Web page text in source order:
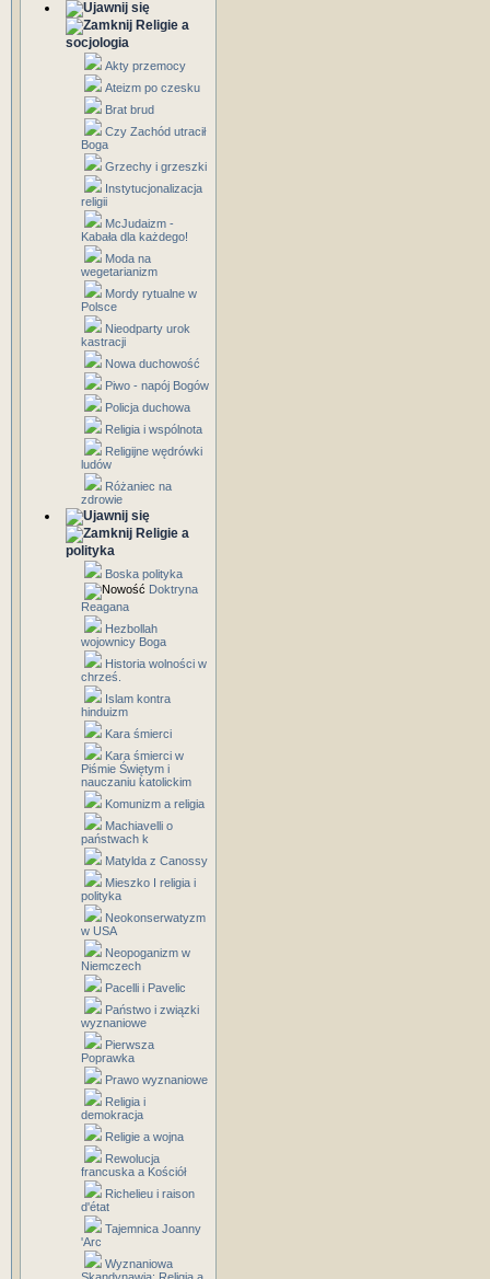
Religie a
socjologia
Akty przemocy
Ateizm po czesku
Brat brud
Czy Zachód utracił
Boga
Grzechy i grzeszki
Instytucjonalizacja
religii
McJudaizm -
Kabała dla każdego!
Moda na
wegetarianizm
Mordy rytualne w
Polsce
Nieodparty urok
kastracji
Nowa duchowość
Piwo - napój Bogów
Policja duchowa
Religia i wspólnota
Religijne wędrówki
ludów
Różaniec na
zdrowie
Religie a
polityka
Boska polityka
Doktryna
Reagana
Hezbollah
wojownicy Boga
Historia wolności w
chrześ.
Islam kontra
hinduizm
Kara śmierci
Kara śmierci w
Piśmie Świętym i
nauczaniu katolickim
Komunizm a religia
Machiavelli o
państwach k
Matylda z Canossy
Mieszko I religia i
polityka
Neokonserwatyzm
w USA
Neopoganizm w
Niemczech
Pacelli i Pavelic
Państwo i związki
wyznaniowe
Pierwsza
Poprawka
Prawo wyznaniowe
Religia i
demokracja
Religie a wojna
Rewolucja
francuska a Kościół
Richelieu i raison
d'état
Tajemnica Joanny
'Arc
Wyznaniowa